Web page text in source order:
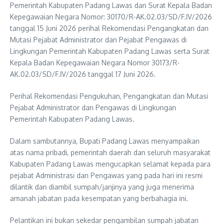
Pemerintah Kabupaten Padang Lawas dan Surat Kepala Badan
Kepegawaian Negara Nomor: 30170/R-AK.02.03/SD/F.IV/2026
tanggal 15 Juni 2026 perihal Rekomendasi Pengangkatan dan
Mutasi Pejabat Administrator dan Pejabat Pengawas di
Lingkungan Pemerintah Kabupaten Padang Lawas serta Surat
Kepala Badan Kepegawaian Negara Nomor 30173/R-
AK.02.03/SD/F.IV/2026 tanggal 17 Juni 2026.
Perihal Rekomendasi Pengukuhan, Pengangkatan dan Mutasi
Pejabat Administrator dan Pengawas di Lingkungan
Pemerintah Kabupaten Padang Lawas.
Dalam sambutannya, Bupati Padang Lawas menyampaikan
atas nama pribadi, pemerintah daerah dan seluruh masyarakat
Kabupaten Padang Lawas mengucapkan selamat kepada para
pejabat Administrasi dan Pengawas yang pada hari ini resmi
dilantik dan diambil sumpah/janjinya yang juga menerima
amanah jabatan pada kesempatan yang berbahagia ini.
Pelantikan ini bukan sekedar pengambilan sumpah jabatan